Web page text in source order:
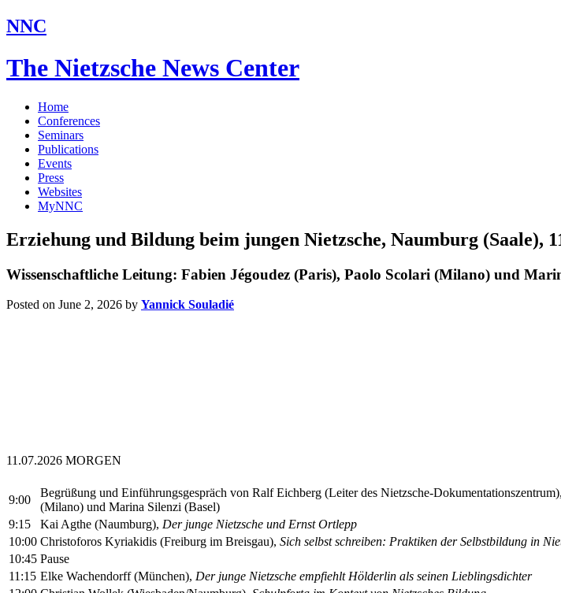
NNC
The Nietzsche News Center
Home
Conferences
Seminars
Publications
Events
Press
Websites
MyNNC
Erziehung und Bildung beim jungen Nietzsche, Naumburg (Saale),
Wissenschaftliche Leitung: Fabien Jégoudez (Paris), Paolo Scolari (Milano) und
Posted on June 2, 2026 by Yannick Souladié
11.07.2026 MORGEN
9:00
Begrüßung und Einführungsgespräch von Ralf Eichberg (Leiter des Nietzsche-
(Milano) und Marina Silenzi (Basel)
9:15
Kai Agthe (Naumburg), Der junge Nietzsche und Ernst Ortlepp
10:00 Christoforos Kyriakidis (Freiburg im Breisgau), Sich selbst schreiben: Praktiken der Selbstbildung in
10:45 Pause
11:15 Elke Wachendorff (München), Der junge Nietzsche empfiehlt Hölderlin als seinen Lieblingsdichter